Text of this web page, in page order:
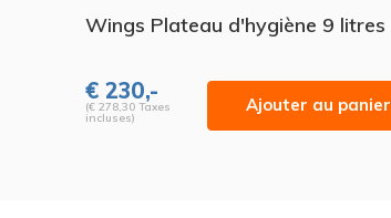
Wings Plateau d'hygiène 9 litres
€ 230,-
(€ 278,30 Taxes
incluses)
Ajouter au panier